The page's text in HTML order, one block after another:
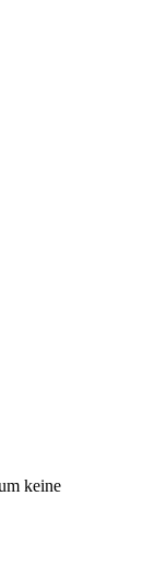
keine